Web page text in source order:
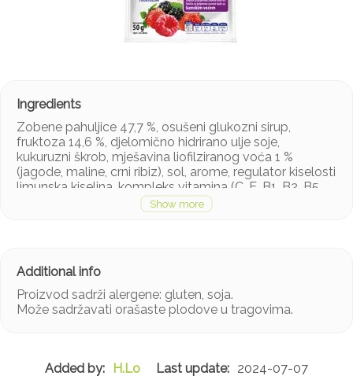
Zobene pahuljice 47,7 %, osušeni glukozni sirup,
fruktoza 14,6 %, djelomično hidrirano ulje soje,
kukuruzni škrob, mješavina liofilziranog voća 1 %
(jagode, maline, crni ribiz), sol, arome, regulator kiselosti
limunska kiselina, kompleks vitamina (C, E, B1, B2, B5,
B6, B9, B12, nijacin, biton).
Proizvod sadrži alergene: gluten, soja.
Može sadržavati orašaste plodove u tragovima.
H.Lo 2024-07-07